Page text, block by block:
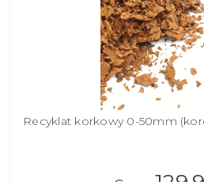
Recyklat korkowy 0-50mm